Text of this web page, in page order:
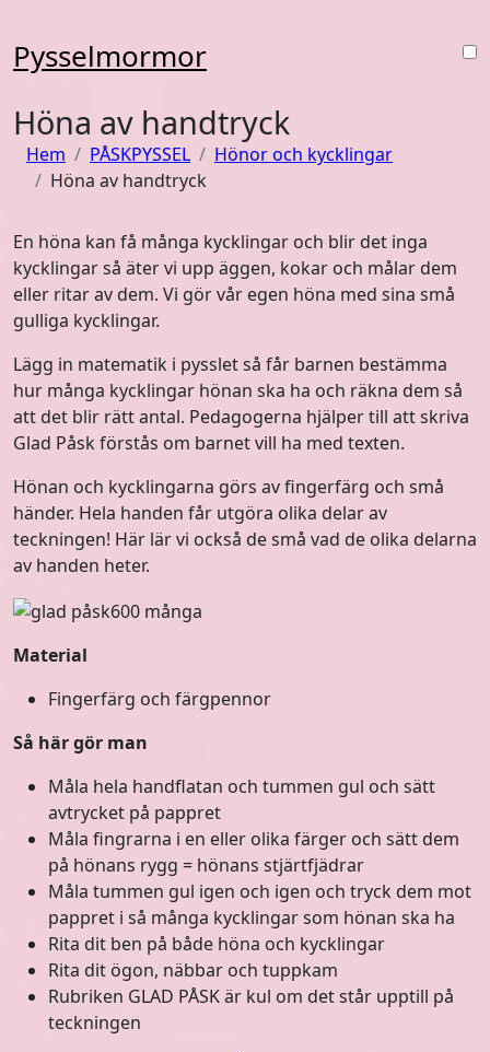
innehåll
Pysselmormor
Höna av handtryck
Hem PÅSKPYSSEL
Hönor och kycklingar
Höna av handtryck
En höna kan få många kycklingar och blir det inga
kycklingar så äter vi upp äggen, kokar och målar dem
eller ritar av dem. Vi gör vår egen höna med sina små
gulliga kycklingar.
Lägg in matematik i pysslet så får barnen bestämma
hur många kycklingar hönan ska ha och räkna dem så
att det blir rätt antal. Pedagogerna hjälper till att skriva
Glad Påsk förstås om barnet vill ha med texten.
Hönan och kycklingarna görs av fingerfärg och små
händer. Hela handen får utgöra olika delar av
teckningen! Här lär vi också de små vad de olika delarna
av handen heter.
Material
Fingerfärg och färgpennor
Så här gör man
Måla hela handflatan och tummen gul och sätt
avtrycket på pappret
Måla fingrarna i en eller olika färger och sätt dem
på hönans rygg = hönans stjärtfjädrar
Måla tummen gul igen och igen och tryck dem mot
pappret i så många kycklingar som hönan ska ha
Rita dit ben på både höna och kycklingar
Rita dit ögon, näbbar och tuppkam
Rubriken GLAD PÅSK är kul om det står upptill på
teckningen